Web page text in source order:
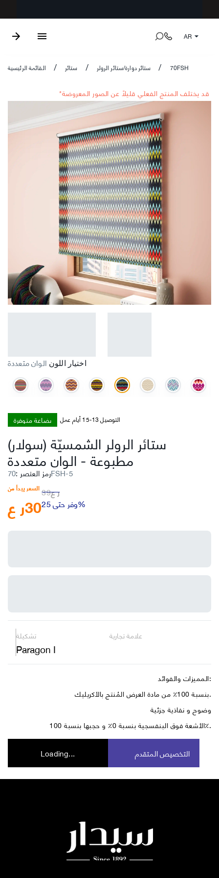
AR
القائمة الرئيسية / ستائر / ستائر دوارة/ستائر الرولر / 70FSH
*قد يختلف المنتج الفعلي قليلاً عن الصور المعروضة
اختيار اللون الوان متعددة
بضاعة متوفرة التوصيل 13-15 أيام عمل
ستائر الرولر الشمسيّة (سولار)
مطبوعة-الوان متعددة
رمز العنصر : 70FSH-5
السعر يبدأ من
ر ع30
ر ع39
وفر حتى 25%
تشكيلة
Paragon I
علامة تجارية
المميزات والفوائد:
بنسبة 100٪ من مادة العرض المُنتج بالأكريليك.
وضوح و نفاذية جزئية
الأشعة فوق البنفسجية بنسبة 0٪ و حجبها بنسبة 100٪.
Loading... التخصيص المتقدم